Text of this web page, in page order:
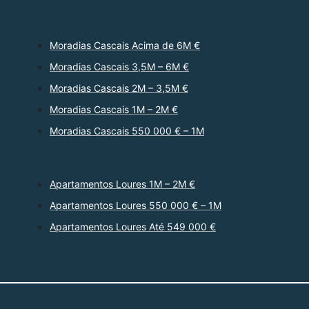
Moradias Cascais Acima de 6M €
Moradias Cascais 3,5M – 6M €
Moradias Cascais 2M – 3,5M €
Moradias Cascais 1M – 2M €
Moradias Cascais 550 000 € – 1M
Apartamentos Loures 1M – 2M €
Apartamentos Loures 550 000 € – 1M
Apartamentos Loures Até 549 000 €